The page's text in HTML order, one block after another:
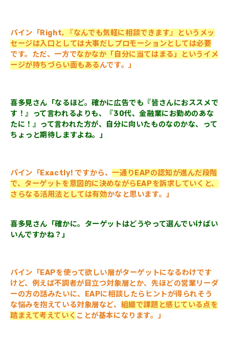
パイン「Right, 『なんでも気軽に相談できます』というメッ
セージは入口としては大事だしプロモーションとしては必要
です。ただ、一方でなかなか「自分に当てはまる」というイメ
ージが持ちづらい面もあるんです。」
喜多見さん「なるほど。確かに広告でも『皆さんにおススメで
す！』って言われるよりも、『30代、金融業にお勤めのあな
たに！』って言われた方が、自分に向いたものなのかな、って
ちょっと期待しますよね。 」
パイン「Exactly! ですから、一通りEAPの認知が進んだ段階
で、ターゲットを意図的に決めながらEAPを訴求していくと、
さらなる活用法としては有効かなと思います。」
喜多見さん「確かに。ターゲットはどうやって選んでいけばい
いんですかね？」
パイン「EAPを使って欲しい層がターゲットになるわけです
けど、例えば不調者が目立つ対象層とか、先ほどの営業リーダ
ーの方の話みたいに、EAPに相談したらヒントが得られそう
な悩みを抱えている対象層など、 組織で課題と感じている点を
踏まえて考えていく ことが基本になります。」